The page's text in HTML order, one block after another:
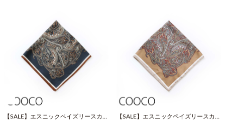
【SALE】エスニックペイズリースカー
【SALE】エスニックペイズリースカー